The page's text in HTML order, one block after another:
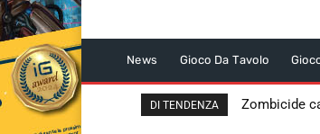
News Gioco Da Tavolo
DI TENDENZA Zombicide